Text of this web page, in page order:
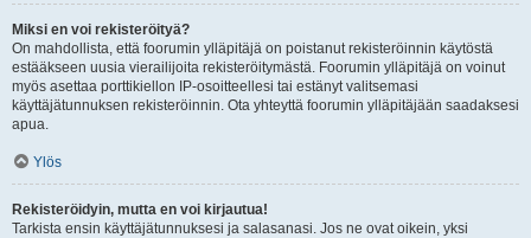
Miksi en voi rekisteröityä?
On mahdollista, että foorumin ylläpitäjä on poistanut rekisteröinnin käytöstä
estääkseen uusia vierailijoita rekisteröitymästä. Foorumin ylläpitäjä on voinut
myös asettaa porttikiellon IP-osoitteellesi tai estänyt valitsemasi
käyttäjätunnuksen rekisteröinnin. Ota yhteyttä foorumin ylläpitäjään saadaksesi
apua.
Ylös
Rekisteröidyin, mutta en voi kirjautua!
Tarkista ensin käyttäjätunnuksesi ja salasanasi. Jos ne ovat oikein, yksi